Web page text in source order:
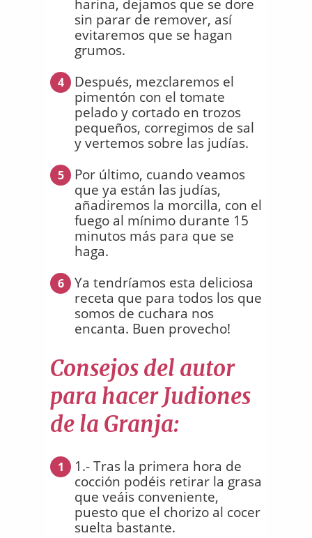
harina, dejamos que se dore
sin parar de remover, así
evitaremos que se hagan
grumos.
4
Después, mezclaremos el
pimentón con el tomate
pelado y cortado en trozos
pequeños, corregimos de sal
y vertemos sobre las judías.
5
Por último, cuando veamos
que ya están las judías,
añadiremos la morcilla, con el
fuego al mínimo durante 15
minutos más para que se
haga.
6
Ya tendríamos esta deliciosa
receta que para todos los que
somos de cuchara nos
encanta. Buen provecho!
Consejos del autor
para hacer Judiones
de la Granja:
1
1.- Tras la primera hora de
cocción podéis retirar la grasa
que veáis conveniente,
puesto que el chorizo al cocer
suelta bastante.